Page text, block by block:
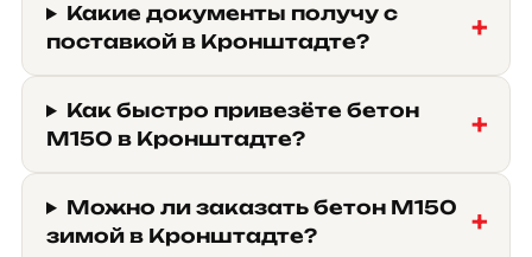
Какие документы получу с
поставкой в Кронштадте?
Как быстро привезёте бетон
М150 в Кронштадте?
Можно ли заказать бетон М150
зимой в Кронштадте?